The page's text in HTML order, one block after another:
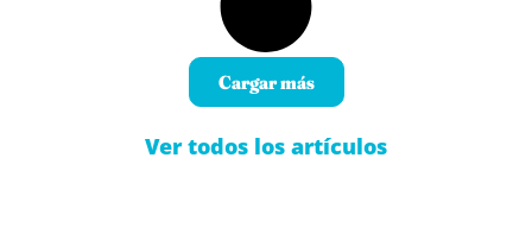
Cargar más
Ver todos los artículos